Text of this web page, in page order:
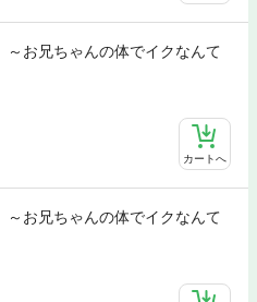
～お兄ちゃんの体でイクなんて
カートへ
～お兄ちゃんの体でイクなんて